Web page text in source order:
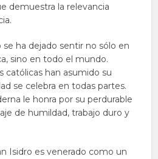
demuestra la relevancia
se ha dejado sentir no sólo en
sino en todo el mundo.
católicas han asumido su
se celebra en todas partes.
le honra por su perdurable
de humildad, trabajo duro y
Isidro es venerado como un